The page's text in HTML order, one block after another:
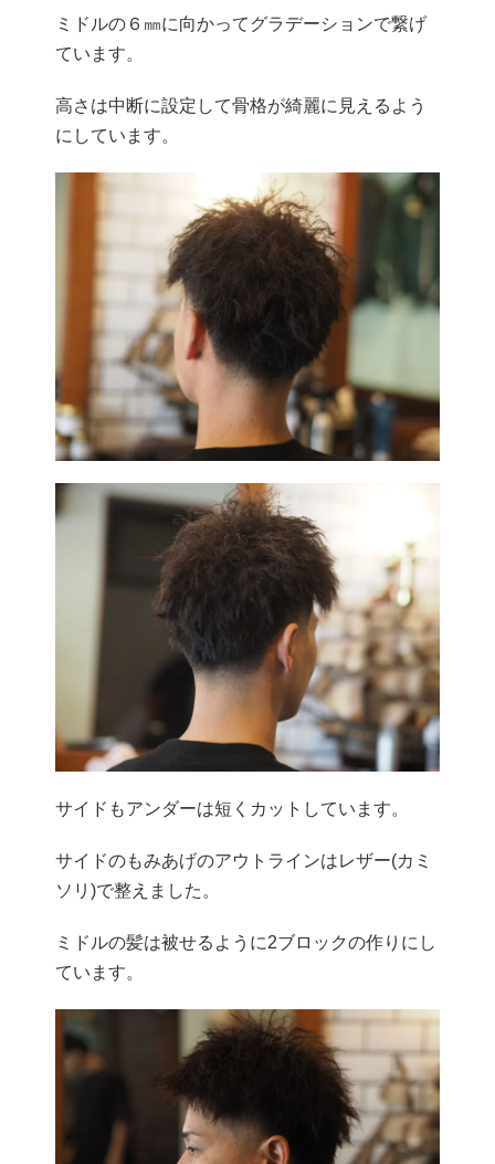
ミドルの６㎜に向かってグラデーションで繋げ
ています。
高さは中断に設定して骨格が綺麗に見えるよう
にしています。
サイドもアンダーは短くカットしています。
サイドのもみあげのアウトラインはレザー(カミ
ソリ)で整えました。
ミドルの髪は被せるように2ブロックの作りにし
ています。